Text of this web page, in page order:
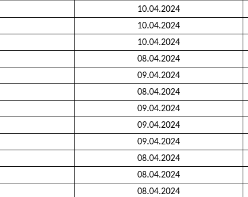
10.04.2024
10.04.2024
10.04.2024
08.04.2024
09.04.2024
08.04.2024
09.04.2024
09.04.2024
09.04.2024
08.04.2024
08.04.2024
08.04.2024